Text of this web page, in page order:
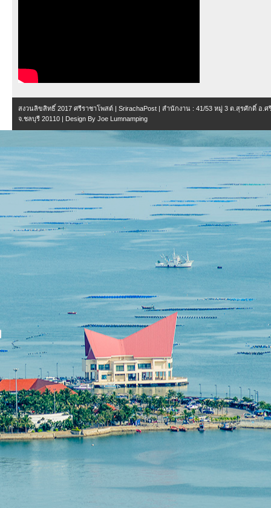
สงวนลิขสิทธิ์ 2017 ศรีราชาโพสต์ | SrirachaPost | สำนักงาน : 41/53 หมู่ 3 ต.สุรศักดิ์ อ.ศ
จ.ชลบุรี 20110 | Design By Joe Lumnamping